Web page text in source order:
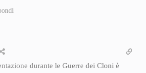
durante le Guerre dei Cloni è